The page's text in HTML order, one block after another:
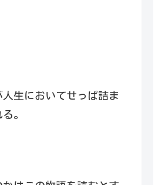
生においてせっぱ詰ま
。